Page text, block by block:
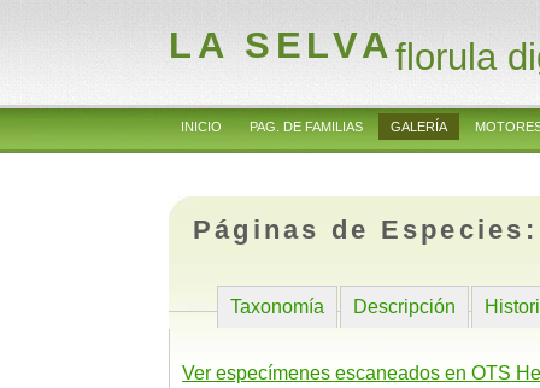
LA SELVAflorula
INICIO PAG. DE FAMILIAS GALERÍA
Páginas de
Taxonomía Descripción
Ver especímenes escaneados en OTS